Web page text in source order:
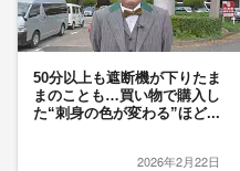
50分以上も遮断機が下りたま
まのことも…買い物で購入し
た“刺身の色が変わる”ほど...
2026年2月22日